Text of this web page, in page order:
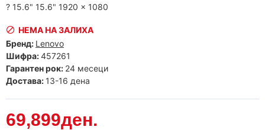
? 15.6" 15.6" 1920 x 1080
69,899ден.
НЕМА НА ЗАЛИХА
Бренд: Lenovo
Шифра:457261
Гарантен рок: 24 месеци
Достава: 13-16 дена